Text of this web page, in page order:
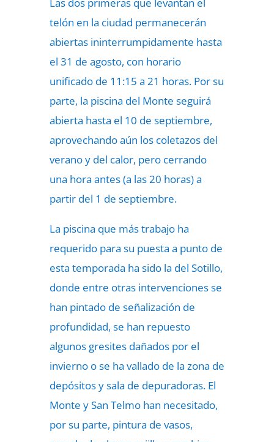
telón en la ciudad permanecerán
abiertas ininterrumpidamente hasta
el 31 de agosto, con horario
unificado de 11:15 a 21 horas. Por su
parte, la piscina del Monte seguirá
abierta hasta el 10 de septiembre,
aprovechando aún los coletazos del
verano y del calor, pero cerrando
una hora antes (a las 20 horas) a
partir del 1 de septiembre.
La piscina que más trabajo ha
requerido para su puesta a punto de
esta temporada ha sido la del Sotillo,
donde entre otras intervenciones se
han pintado de señalización de
profundidad, se han repuesto
algunos gresites dañados por el
invierno o se ha vallado de la zona de
depósitos y sala de depuradoras. El
Monte y San Telmo han necesitado,
por su parte, pintura de vasos,